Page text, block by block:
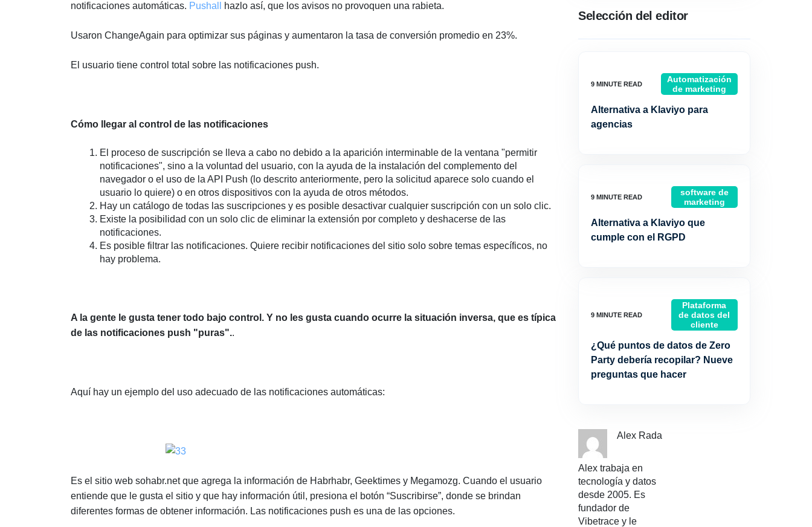
notificaciones automáticas. Pushall hazlo así, que los avisos no provoquen una rabieta.
Usaron ChangeAgain para optimizar sus páginas y aumentaron la tasa de conversión promedio en 23%.
El usuario tiene control total sobre las notificaciones push.
Cómo llegar al control de las notificaciones
El proceso de suscripción se lleva a cabo no debido a la aparición interminable de la ventana "permitir
notificaciones", sino a la voluntad del usuario, con la ayuda de la instalación del complemento del
navegador o el uso de la API Push (lo descrito anteriormente, pero la solicitud aparece solo cuando el
usuario lo quiere) o en otros dispositivos con la ayuda de otros métodos.
Hay un catálogo de todas las suscripciones y es posible desactivar cualquier suscripción con un solo clic.
Existe la posibilidad con un solo clic de eliminar la extensión por completo y deshacerse de las
notificaciones.
Es posible filtrar las notificaciones. Quiere recibir notificaciones del sitio solo sobre temas específicos, no
hay problema.
A la gente le gusta tener todo bajo control. Y no les gusta cuando ocurre la situación inversa, que es típica
de las notificaciones push "puras"..
Aquí hay un ejemplo del uso adecuado de las notificaciones automáticas:
Es el sitio web sohabr.net que agrega la información de Habrhabr, Geektimes y Megamozg. Cuando el usuario
entiende que le gusta el sitio y que hay información útil, presiona el botón “Suscribirse”, donde se brindan
diferentes formas de obtener información. Las notificaciones push es una de las opciones.
Selección del editor
Automatización
de marketing
Alternativa a Klaviyo para
agencias
software de
marketing
Alternativa a Klaviyo que
cumple con el RGPD
Plataforma
de datos del
cliente
¿Qué puntos de datos de Zero
Party debería recopilar? Nueve
preguntas que hacer
Alex Rada
Alex trabaja en
tecnología y datos
desde 2005. Es
fundador de
Vibetrace y le